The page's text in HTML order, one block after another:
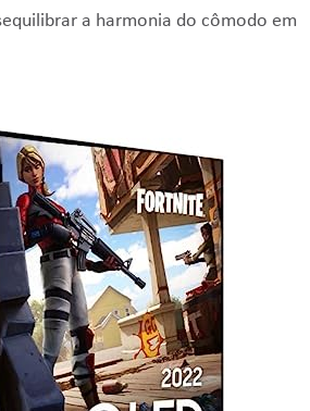
a harmonia do cômodo em